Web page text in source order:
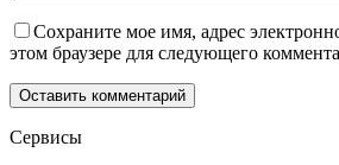
Сохраните мое имя, адрес
этом браузере для следующего
Сервисы